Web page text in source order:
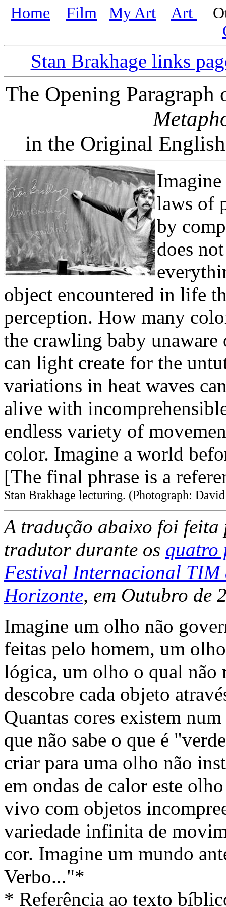
Home Film My Art Art
Stan Brakhage links
The Opening
in the Original
Imagine
laws of
by
does
object encountered in life
perception. How many
the crawling baby
can light create for the
variations in heat waves
alive with
endless variety of
color. Imagine a world
[The final phrase is a
Stan Brakhage lecturing. (Photograph:
A tradução abaixo foi
tradutor durante os quatro
Festival Internacional TIM
Horizonte, em Outubro de
Imagine um olho não
feitas pelo homem, um
lógica, um olho o qual não
descobre cada objeto
Quantas cores existem
que não sabe o que é
criar para uma olho não
em ondas de calor este
vivo com objetos
variedade infinita de
cor. Imagine um mundo
Verbo..."*
* Referência ao texto